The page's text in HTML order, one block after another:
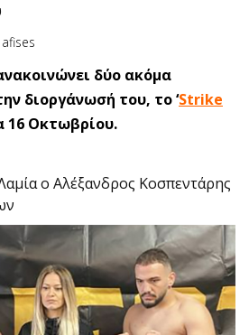
δύο ακόμα
διοργάνωσή του, το ‘Strike
16 Οκτωβρίου.
ο Αλέξανδρος Κοσπεντάρης